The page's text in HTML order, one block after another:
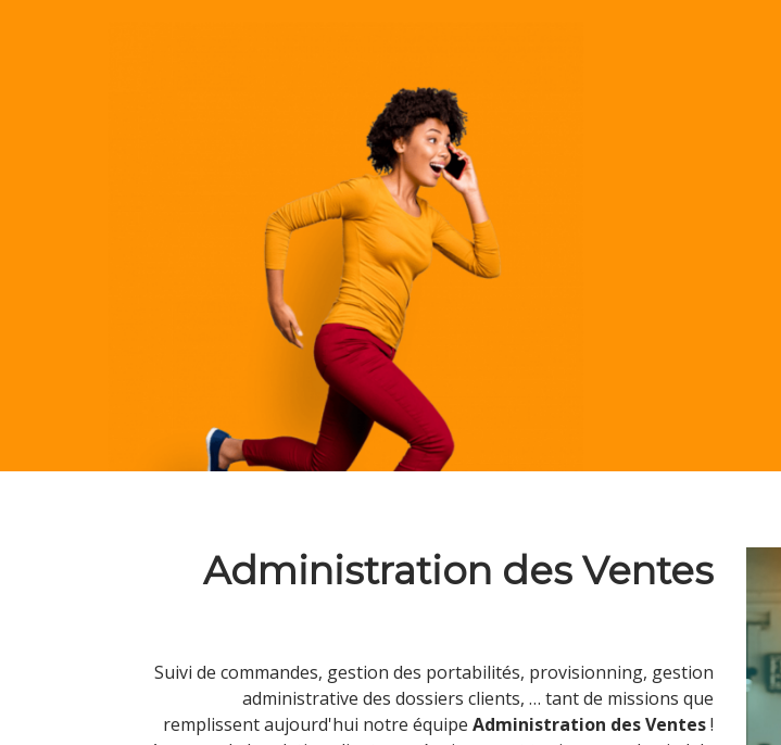
Administration des Ventes
Suivi de commandes, gestion des portabilités, provisionning, gestion
administrative des dossiers clients, … tant de missions que
remplissent aujourd'hui notre équipe Administration des Ventes!